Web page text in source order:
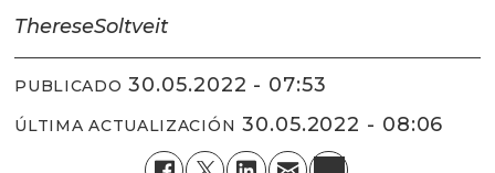
ThereseSoltveit
PUBLICADO 30.05.2022 - 07:53
ÚLTIMA ACTUALIZACIÓN 30.05.2022 - 08:06